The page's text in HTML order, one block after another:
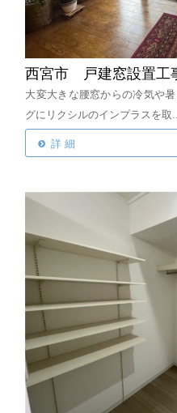
西宮市 戸建窓設置工
大変大きな腰窓からの冷気や
グにリクシルのインプラスを取
詳 細